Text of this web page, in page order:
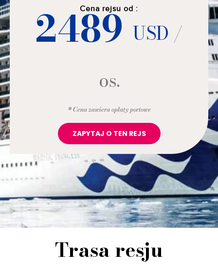
Cena rejsu od :
2489USD /
os.
* Cena zawiera opłaty portowe
ZAPYTAJ O TEN REJS
Trasa resju